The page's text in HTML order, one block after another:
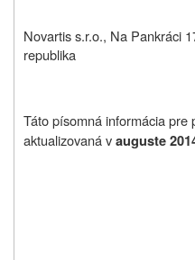
Novartis s.r.o., Na Pankráci
republika
Táto písomná informácia pre
aktualizovaná vauguste